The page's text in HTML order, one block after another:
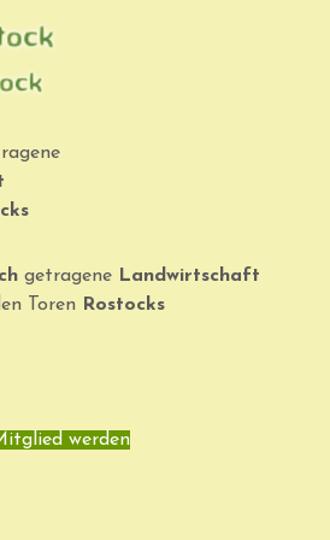
getragene Landwirtschaft
Toren Rostocks
werden